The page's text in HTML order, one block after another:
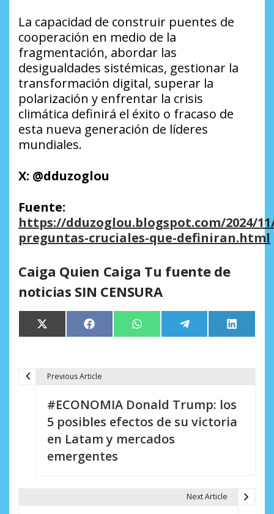
La capacidad de construir puentes de
cooperación en medio de la
fragmentación, abordar las
desigualdades sistémicas, gestionar la
transformación digital, superar la
polarización y enfrentar la crisis
climática definirá el éxito o fracaso de
esta nueva generación de líderes
mundiales.
X: @dduzoglou
Fuente:
https://dduzoglou.blogspot.com/2024/
preguntas-cruciales-que-definiran.html
Caiga Quien Caiga Tu fuente de
noticias SIN CENSURA
Compartir
en
X
(Twitter)
Compartir
en
Facebook Compartir
en
WhatsApp Compartir
en
Telegram
en
LinkedIn
Previous Article
#ECONOMIA Donald Trump: los
5 posibles efectos de su victoria
en Latam y mercados
emergentes
Next Article